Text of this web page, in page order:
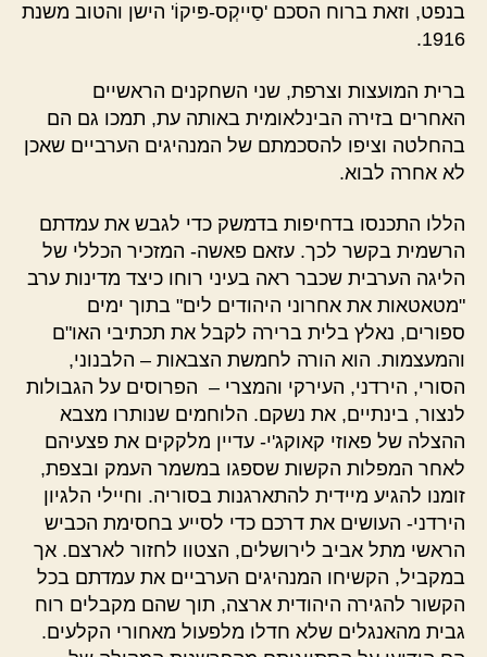
בנפט, וזאת ברוח הסכם 'סַייקְס-פּיקוֹ' הישן והטוב משנת
1916.
ברית המועצות וצרפת, שני השחקנים הראשיים
האחרים בזירה הבינלאומית באותה עת, תמכו גם הם
בהחלטה וציפו להסכמתם של המנהיגים הערביים שאכן
לא אחרה לבוא.
הללו התכנסו בדחיפות בדמשק כדי לגבש את עמדתם
הרשמית בקשר לכך. עזאם פאשה- המזכיר הכללי של
הליגה הערבית שכבר ראה בעיני רוחו כיצד מדינות ערב
"מטאטאות את אחרוני היהודים לים" בתוך ימים
ספורים, נאלץ בלית ברירה לקבל את תכתיבי האו"ם
והמעצמות. הוא הורה לחמשת הצבאות – הלבנוני,
הסורי, הירדני, העירקי והמצרי – הפרוסים על הגבולות
לנצור, בינתיים, את נשקם. הלוחמים שנותרו מצבא
ההצלה של פאוזי קאוקג'י- עדיין מלקקים את פצעיהם
לאחר המפלות הקשות שספגו במשמר העמק ובצפת,
זומנו להגיע מיידית להתארגנות בסוריה. וחיילי הלגיון
הירדני- העושים את דרכם כדי לסייע בחסימת הכביש
הראשי מתל אביב לירושלים, הצטוו לחזור לארצם. אך
במקביל, הקשיחו המנהיגים הערביים את עמדתם בכל
הקשור להגירה היהודית ארצה, תוך שהם מקבלים רוח
גבית מהאנגלים שלא חדלו מלפעול מאחורי הקלעים.